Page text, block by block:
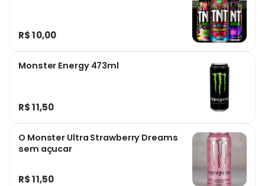
R$ 10,00
Monster Energy 473ml
R$ 11,50
O Monster Ultra Strawberry Dreams
sem açucar
R$ 11,50